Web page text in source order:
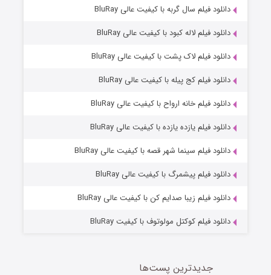
قسمت6 (زیرنویس) منتشر شد دانلود فیلم سال گربه با کیفیت عالی BluRay
دانلود فیلم لاله کبود با کیفیت عالی BluRay
دانلود فیلم لاک پشت با کیفیت عالی BluRay
دانلود فیلم کج‌ پیله با کیفیت عالی BluRay
دانلود فیلم خانه ارواح با کیفیت عالی BluRay
دانلود فیلم یازده یازده با کیفیت عالی BluRay
دانلود فیلم سینما شهر قصه با کیفیت عالی BluRay
دانلود فیلم پیشمرگ با کیفیت عالی BluRay
دانلود فیلم زیبا صدایم کن با کیفیت عالی BluRay
دانلود فیلم کوکتل مولوتوف با کیفیت BluRay
جدیدترین پست‌ها